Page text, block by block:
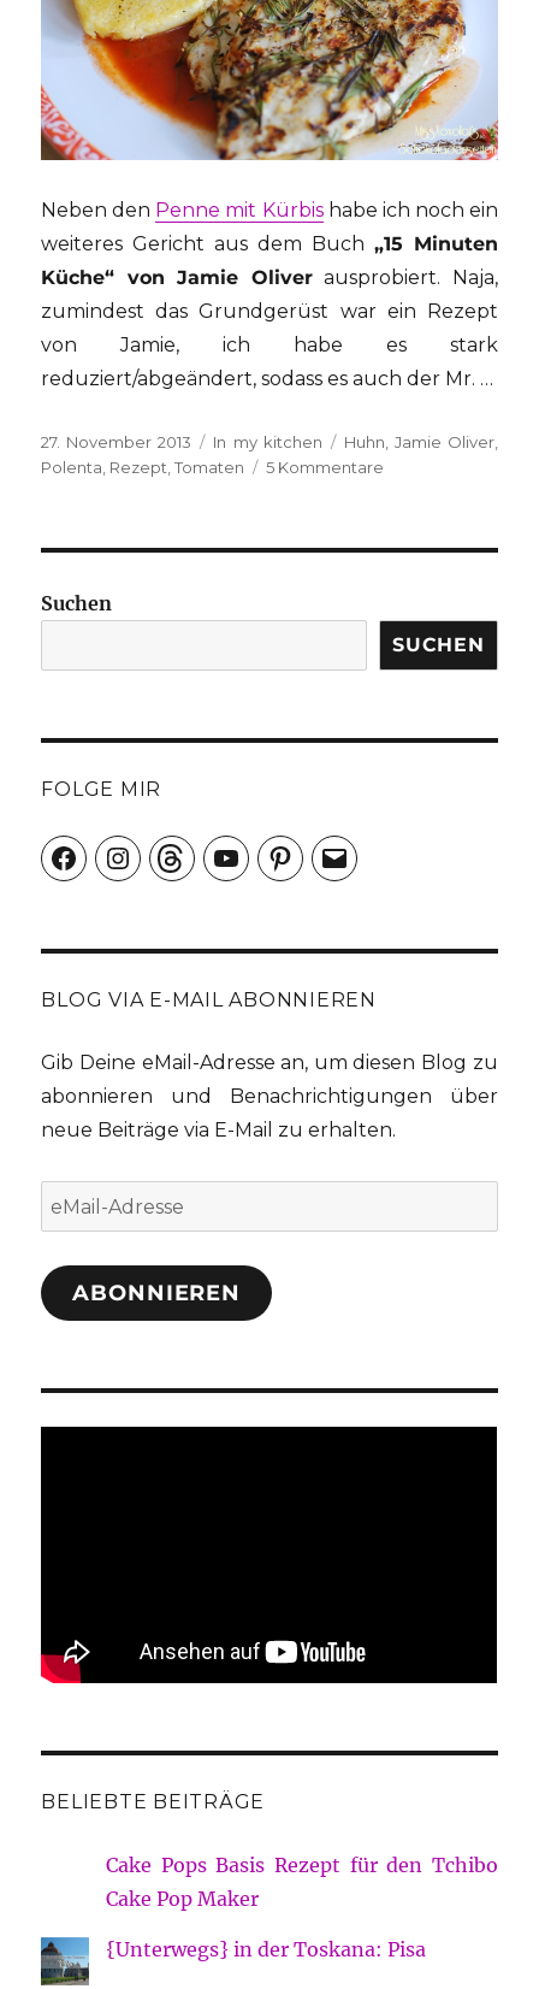
Neben den Penne mit Kürbishabe ich noch ein
weiteres Gericht aus dem Buch „15 Minuten
Küche“ von Jamie Oliverausprobiert. Naja,
zumindest das Grundgerüst war ein Rezept
von Jamie, ich habe es stark
reduziert/abgeändert, sodass es auch der Mr. …
Veröffentlicht
am
27. November 2013 Kategorien
In my kitchen Schlagwörter
Huhn Jamie Oliver,
Polenta Rezept ,Tomaten 5 Kommentare
Tomatensauce
Suchen
SUCHEN
FOLGE MIR
FacebookInstagramThreadsYouTubePinterest
E-
Mail
BLOG VIA E-MAIL ABONNIEREN
Gib Deine eMail-Adresse an, um diesen Blog zu
abonnieren und Benachrichtigungen über
neue Beiträge via E-Mail zu erhalten.
eMail-
Adresse
ABONNIEREN
BELIEBTE BEITRÄGE
Cake Pops Basis Rezept für den Tchibo
Cake Pop Maker
{Unterwegs} in der Toskana: Pisa